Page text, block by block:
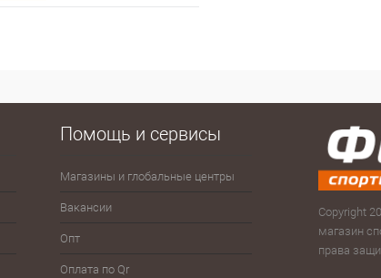
Зима
Помощь и сервисы
Магазины и глобальные центры
Вакансии
Опт
Оплата по Qr
Copyright
магазин
права